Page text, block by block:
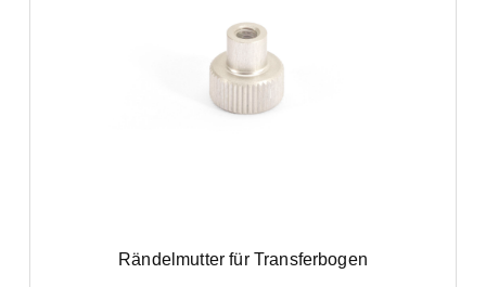
Rändelmutter für Transferbogen